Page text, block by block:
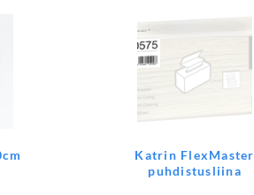
Katrin FlexMaster
puhdistusliina